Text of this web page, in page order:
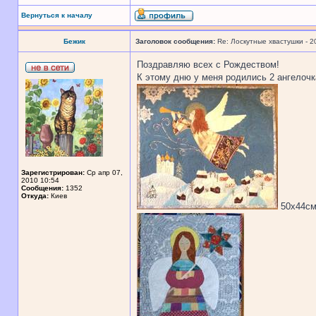
Вернуться к началу
Бежик Заголовок сообщения: Re: Лоскутные хвастушки -
Зарегистрирован: Ср апр 07,
2010 10:54
Сообщения: 1352
Откуда: Киев
Поздравляю всех с Рождеством!
К этому дню у меня родились 2
50х44см